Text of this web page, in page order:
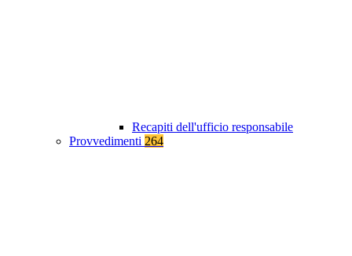
Recapiti dell'ufficio responsabile
Provvedimenti 264